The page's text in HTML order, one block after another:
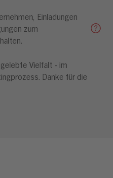
Einladungen
zum
Vielfalt - im
Danke für die